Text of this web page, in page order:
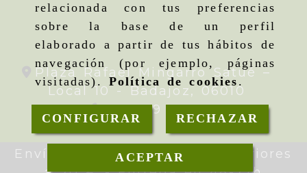
relacionada con tus preferencias
sobre la base de un perfil
elaborado a partir de tus hábitos de
navegación (por ejemplo, páginas
visitadas). Política de cookies .
CONFIGURAR RECHAZAR
ACEPTAR
Plaza Rafael Mingarro Satué –
Local 10 -
Badajoz, 06010
924 09 19 95
Envíos gratis en pedidos superiores